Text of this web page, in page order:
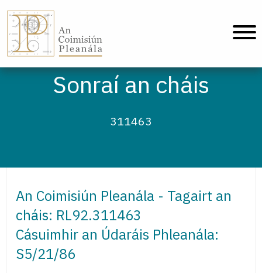
Sonraí an cháis
311463
An Coimisiún Pleanála - Tagairt an
cháis: RL92.311463
Cásuimhir an Údaráis Phleanála:
S5/21/86